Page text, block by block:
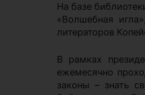
На базе
«Волшебная
литераторов
В рамках
ежемесячно
законы – знать